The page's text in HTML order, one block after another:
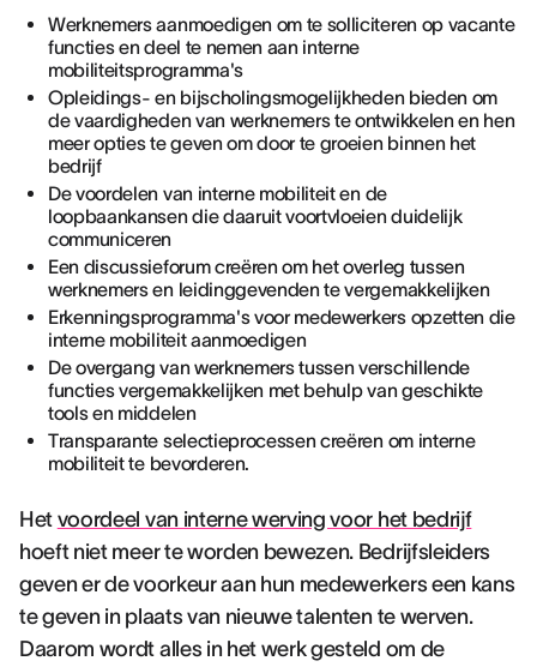
Werknemers aanmoedigen om te solliciteren op vacante
functies en deel te nemen aan interne
mobiliteitsprogramma's
Opleidings- en bijscholingsmogelijkheden bieden om
de vaardigheden van werknemers te ontwikkelen en hen
meer opties te geven om door te groeien binnen het
bedrijf
De voordelen van interne mobiliteit en de
loopbaankansen die daaruit voortvloeien duidelijk
communiceren
Een discussieforum creëren om het overleg tussen
werknemers en leidinggevenden te vergemakkelijken
Erkenningsprogramma's voor medewerkers opzetten die
interne mobiliteit aanmoedigen
De overgang van werknemers tussen verschillende
functies vergemakkelijken met behulp van geschikte
tools en middelen
Transparante selectieprocessen creëren om interne
mobiliteit te bevorderen.
Het voordeel van interne werving voor het bedrijf
hoeft niet meer te worden bewezen. Bedrijfsleiders
geven er de voorkeur aan hun medewerkers een kans
te geven in plaats van nieuwe talenten te werven.
Daarom wordt alles in het werk gesteld om de